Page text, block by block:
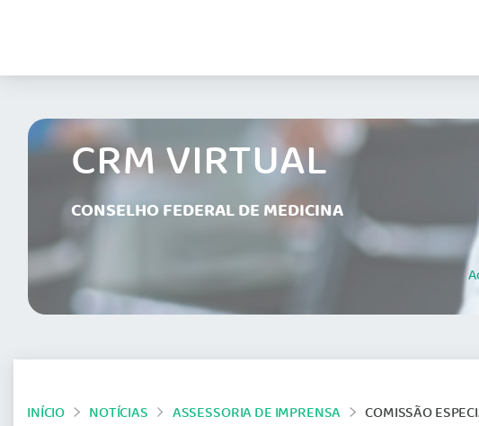
CRM VIRTUAL
CONSELHO FEDERAL DE MEDICINA
INÍCIO NOTÍCIAS ASSESSORIA DE IMPRENSA COMISSÃO